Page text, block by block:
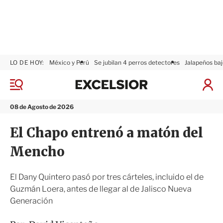
M
n
08 de Agosto de 2026
LO DE HOY: México y Perú Se jubilan 4 perros detectores Jalapeños
I
x
i
El Chapo entrenó a matón del
Mencho
El Dany Quintero pasó por tres cárteles, incluido el de
Guzmán Loera, antes de llegar al de Jalisco Nueva
Generación